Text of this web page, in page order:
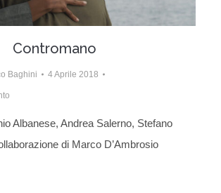
Contromano
Baghini 4 Aprile 2018
Albanese, Andrea Salerno, Stefano
di Marco D’Ambrosio